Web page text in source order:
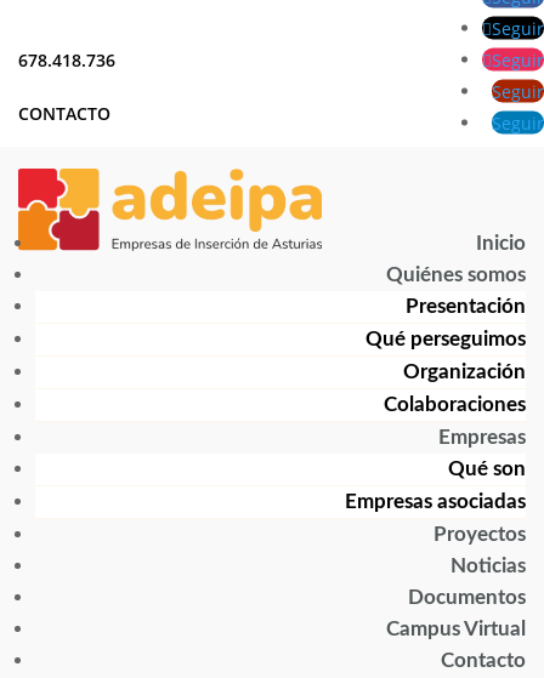
678.418.736
CONTACTO
Seguir
Seguir
Seguir
Seguir
Inicio
Quiénes somos
Presentación
Qué perseguimos
Organización
Colaboraciones
Empresas
Qué son
Empresas asociadas
Proyectos
Noticias
Documentos
Campus Virtual
Contacto